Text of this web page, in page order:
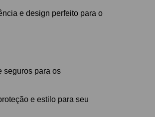
e design perfeito para o
seguros para os
e estilo para seu